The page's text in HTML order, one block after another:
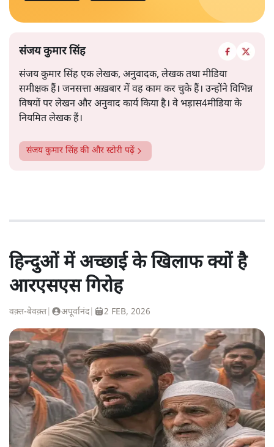
संजय कुमार सिंह
संजय कुमार सिंह एक लेखक, अनुवादक, लेखक तथा मीडिया
समीक्षक हैं। जनसत्ता अख़बार में वह काम कर चुके हैं। उन्होंने विभिन्न
विषयों पर लेखन और अनुवाद कार्य किया है। वे भड़ास4मीडिया के
नियमित लेखक हैं।
संजय कुमार सिंहकी और स्टोरी पढ़ें
हिन्दुओं में अच्छाई के खिलाफ क्यों है
आरएसएस गिरोह
वक़्त-बेवक़्त अपूर्वानंद| 2 FEB, 2026